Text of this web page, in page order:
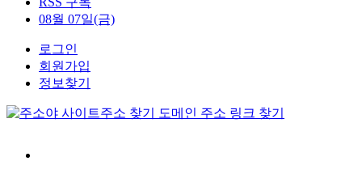
08월 07일(금)
로그인
회원가입
정보찾기